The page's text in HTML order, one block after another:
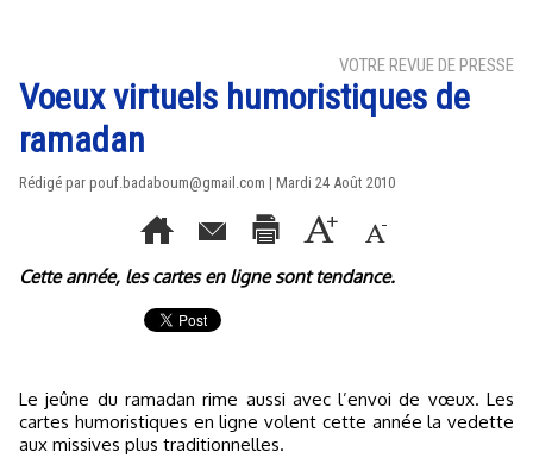
VOTRE REVUE DE PRESSE
Voeux virtuels humoristiques de
ramadan
Rédigé par pouf.badaboum@gmail.com | Mardi 24 Août 2010
Cette année, les cartes en ligne sont tendance.
Le jeûne du ramadan rime aussi avec l’envoi de vœux. Les
cartes humoristiques en ligne volent cette année la vedette
aux missives plus traditionnelles.